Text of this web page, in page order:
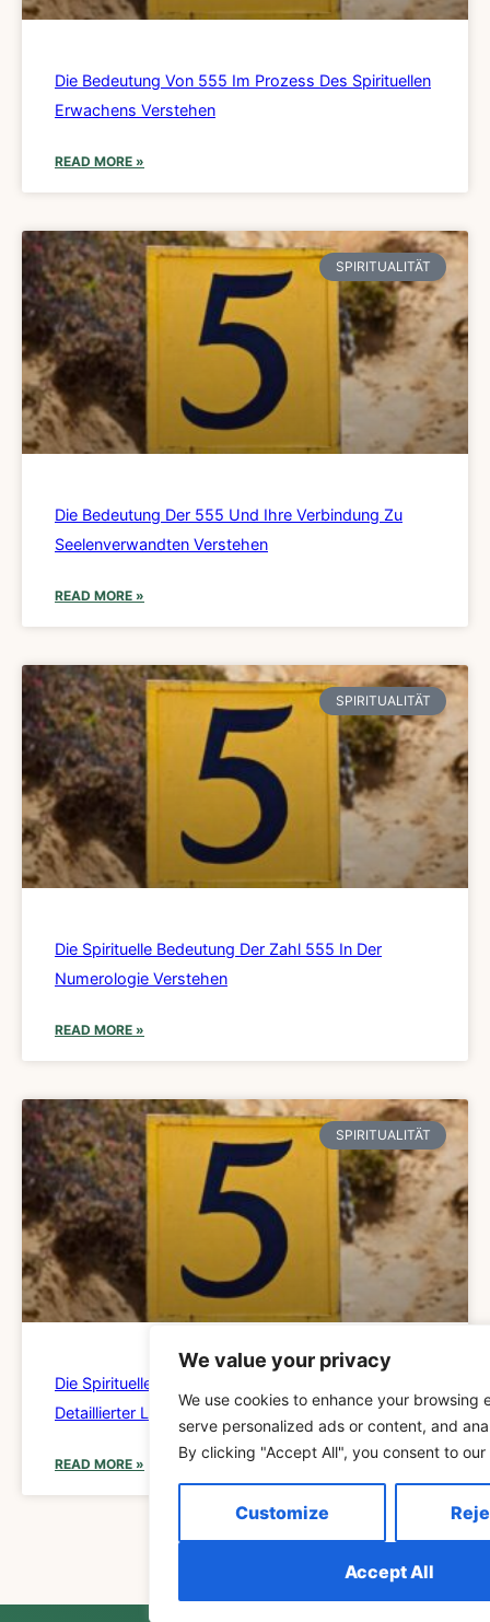
We value your privacy
We use cookies to enhance your browsing
serve personalized ads or content, and
By clicking "Accept All", you consent to
Customize
Accept All
Die Bedeutung Von 555 Im Prozess Des Spirituellen
Erwachens Verstehen
READ MORE »
SPIRITUALITÄT
Die Bedeutung Der 555 Und Ihre Verbindung Zu
Seelenverwandten Verstehen
READ MORE »
SPIRITUALITÄT
Die Spirituelle Bedeutung Der Zahl 555 In Der
Numerologie Verstehen
READ MORE »
SPIRITUALITÄT
Die Spirituelle Bedeutung Von 555 Verstehen: Ein
Detaillierter Leitfaden
READ MORE »